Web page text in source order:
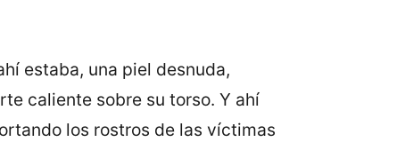
estaba, una piel desnuda,
caliente sobre su torso. Y ahí
los rostros de las víctimas